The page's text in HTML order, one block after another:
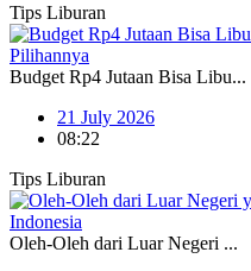
Tips Liburan
Budget Rp4 Jutaan Bisa Libu...
21 July 2026
08:22
Tips Liburan
Oleh-Oleh dari Luar Negeri ...